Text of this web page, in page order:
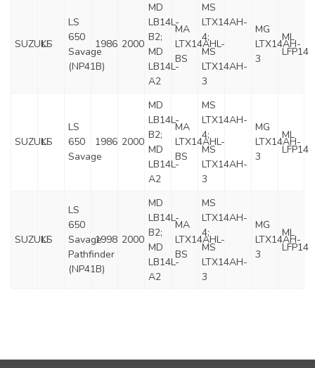
SUZUKI
LS
LS
650
Savage
(NP41B)
1986 2000
MD
LB14L-
B2;
MD
LB14L-
A2
MA
LTX14AHL-
BS
MS
LTX14AH-
4;
MS
LTX14AH-
3
MG
LTX14AH-
3
ML
LFP14
SUZUKI
LS
LS
650
Savage
1986 2000
MD
LB14L-
B2;
MD
LB14L-
A2
MA
LTX14AHL-
BS
MS
LTX14AH-
4;
MS
LTX14AH-
3
MG
LTX14AH-
3
ML
LFP14
SUZUKI
LS
LS
650
Savage
Pathfinder
(NP41B)
1998 2000
MD
LB14L-
B2;
MD
LB14L-
A2
MA
LTX14AHL-
BS
MS
LTX14AH-
4;
MS
LTX14AH-
3
MG
LTX14AH-
3
ML
LFP14